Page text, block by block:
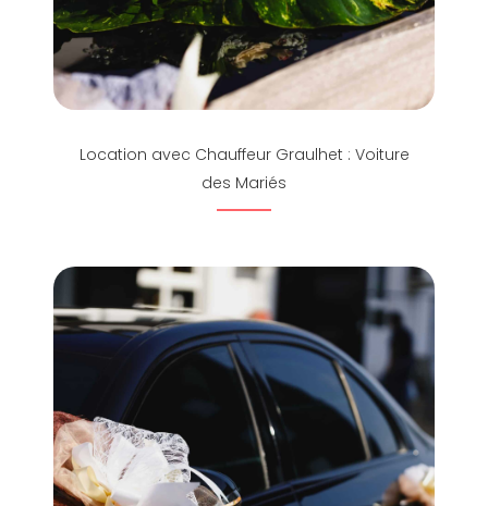
Location avec Chauffeur Graulhet : Voiture
des Mariés